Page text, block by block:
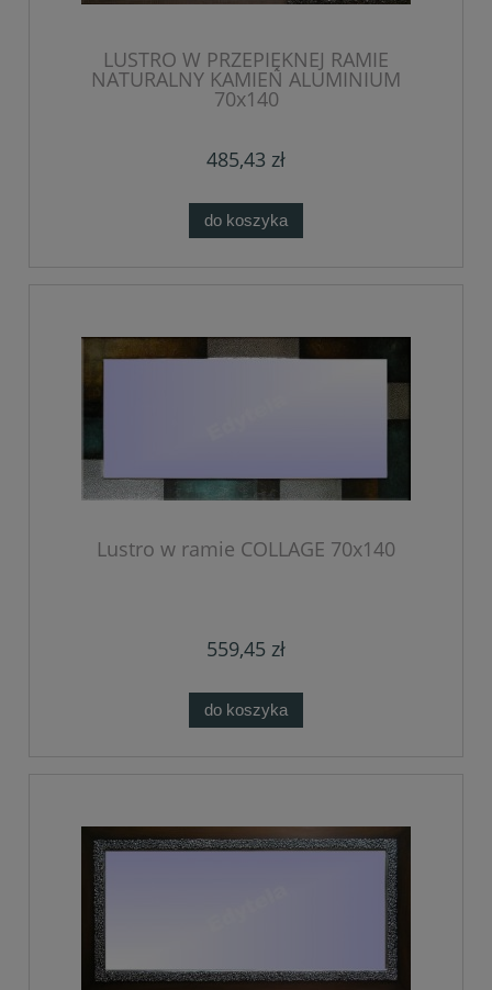
LUSTRO W PRZEPIĘKNEJ RAMIE
NATURALNY KAMIEŃ ALUMINIUM
70x140
485,43 zł
do koszyka
Lustro w ramie COLLAGE 70x140
559,45 zł
do koszyka